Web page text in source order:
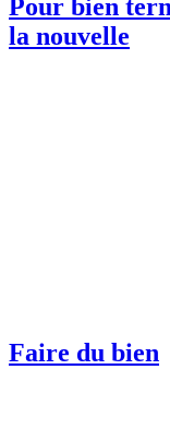
Pour bien
la nouvelle
Faire du bien